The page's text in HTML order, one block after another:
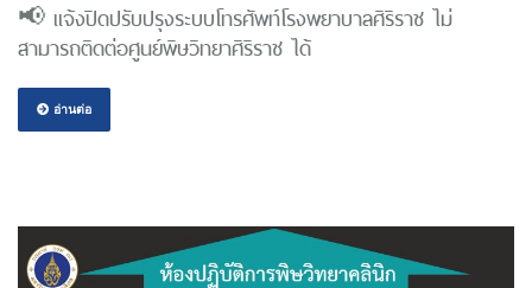
📢 แจ้งปิดปรับปรุงระบบโทรศัพท์โรงพยาบาลศิริราช ไม่
สามารถติดต่อศูนย์พิษวิทยาศิริราช ได้
อ่านต่อ